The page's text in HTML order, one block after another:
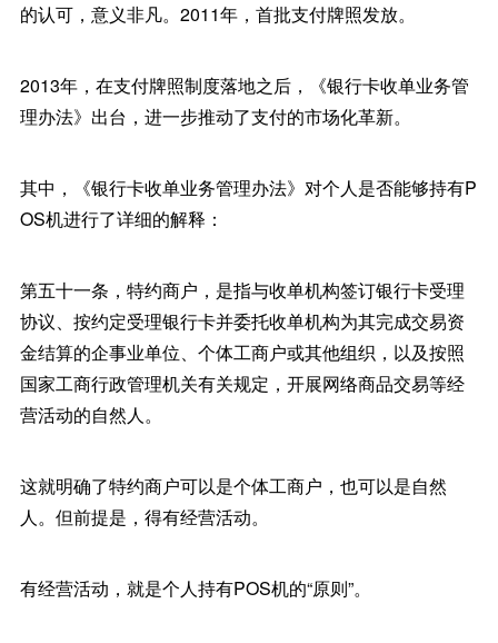
的认可，意义非凡。2011年，首批支付牌照发放。
2013年，在支付牌照制度落地之后，《银行卡收单业务管
理办法》出台，进一步推动了支付的市场化革新。
其中，《银行卡收单业务管理办法》对个人是否能够持有P
OS机进行了详细的解释：
第五十一条，特约商户，是指与收单机构签订银行卡受理
协议、按约定受理银行卡并委托收单机构为其完成交易资
金结算的企事业单位、个体工商户或其他组织，以及按照
国家工商行政管理机关有关规定，开展网络商品交易等经
营活动的自然人。
这就明确了特约商户可以是个体工商户，也可以是自然
人。但前提是，得有经营活动。
有经营活动，就是个人持有POS机的“原则”。